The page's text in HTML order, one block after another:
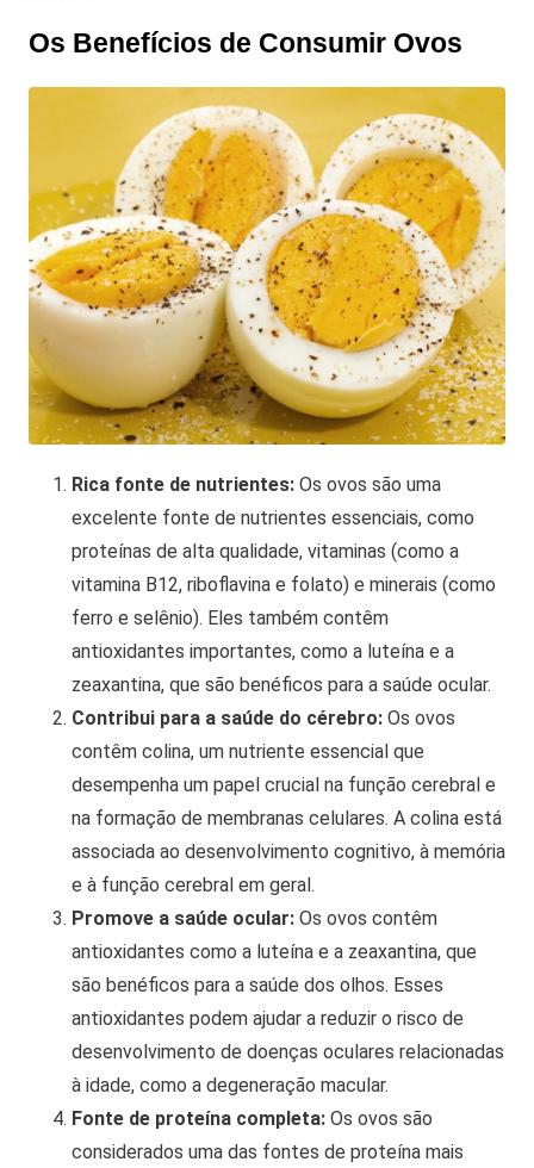
Os Benefícios de Consumir Ovos
Rica fonte de nutrientes: Os ovos são uma
excelente fonte de nutrientes essenciais, como
proteínas de alta qualidade, vitaminas (como a
vitamina B12, riboflavina e folato) e minerais (como
ferro e selênio). Eles também contêm
antioxidantes importantes, como a luteína e a
zeaxantina, que são benéficos para a saúde ocular.
Contribui para a saúde do cérebro: Os ovos
contêm colina, um nutriente essencial que
desempenha um papel crucial na função cerebral e
na formação de membranas celulares. A colina está
associada ao desenvolvimento cognitivo, à memória
e à função cerebral em geral.
Promove a saúde ocular: Os ovos contêm
antioxidantes como a luteína e a zeaxantina, que
são benéficos para a saúde dos olhos. Esses
antioxidantes podem ajudar a reduzir o risco de
desenvolvimento de doenças oculares relacionadas
à idade, como a degeneração macular.
Fonte de proteína completa: Os ovos são
considerados uma das fontes de proteína mais